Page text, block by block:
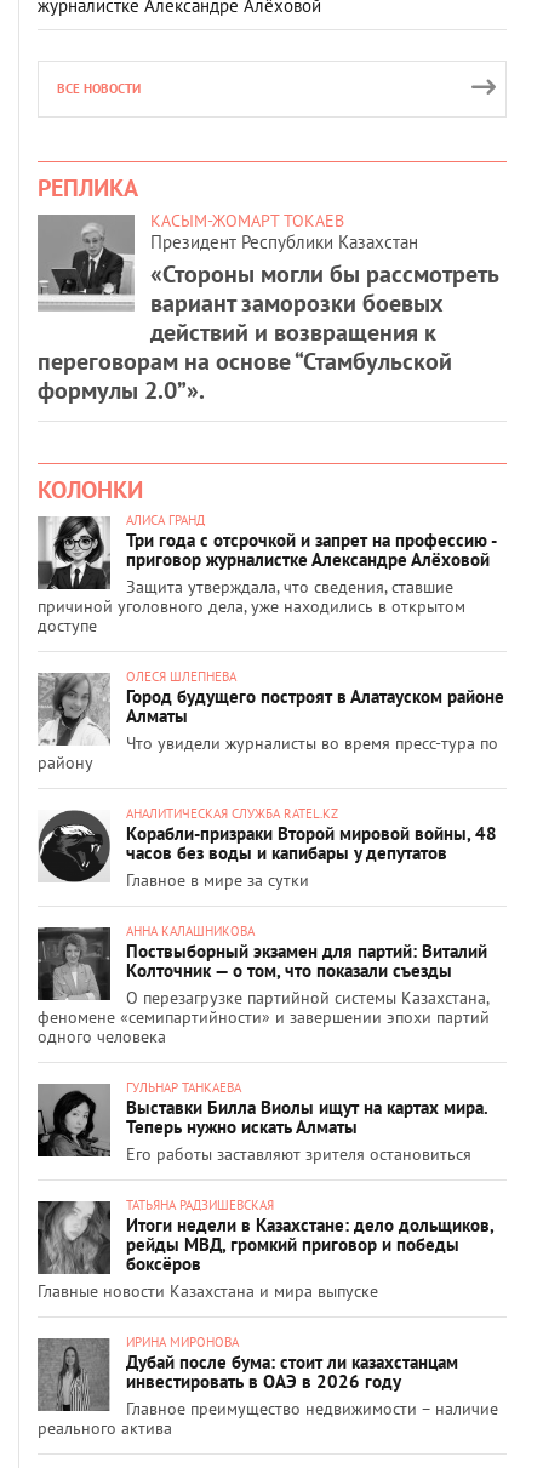
журналистке Александре Алёховой
ВСЕ НОВОСТИ
РЕПЛИКА
КАСЫМ-ЖОМАРТ ТОКАЕВ
Президент Республики Казахстан
«Стороны могли бы рассмотреть
вариант заморозки боевых
действий и возвращения к
переговорам на основе “Стамбульской
формулы 2.0”».
КОЛОНКИ
АЛИСА ГРАНД
Три года с отсрочкой и запрет на профессию -
приговор журналистке Александре Алёховой
Защита утверждала, что сведения, ставшие
причиной уголовного дела, уже находились в открытом
доступе
ОЛЕСЯ ШЛЕПНЕВА
Город будущего построят в Алатауском районе
Алматы
Что увидели журналисты во время пресс-тура по
району
АНАЛИТИЧЕСКАЯ СЛУЖБА RATEL.KZ
Корабли-призраки Второй мировой войны, 48
часов без воды и капибары у депутатов
Главное в мире за сутки
АННА КАЛАШНИКОВА
Поствыборный экзамен для партий: Виталий
Колточник — о том, что показали съезды
О перезагрузке партийной системы Казахстана,
феномене «семипартийности» и завершении эпохи партий
одного человека
ГУЛЬНАР ТАНКАЕВА
Выставки Билла Виолы ищут на картах мира.
Теперь нужно искать Алматы
Его работы заставляют зрителя остановиться
ТАТЬЯНА РАДЗИШЕВСКАЯ
Итоги недели в Казахстане: дело дольщиков,
рейды МВД, громкий приговор и победы
боксёров
Главные новости Казахстана и мира выпуске
ИРИНА МИРОНОВА
Дубай после бума: стоит ли казахстанцам
инвестировать в ОАЭ в 2026 году
Главное преимущество недвижимости – наличие
реального актива